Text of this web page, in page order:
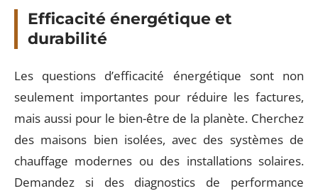
Efficacité énergétique et
durabilité
Les questions d’efficacité énergétique sont non
seulement importantes pour réduire les factures,
mais aussi pour le bien-être de la planète. Cherchez
des maisons bien isolées, avec des systèmes de
chauffage modernes ou des installations solaires.
Demandez si des diagnostics de performance